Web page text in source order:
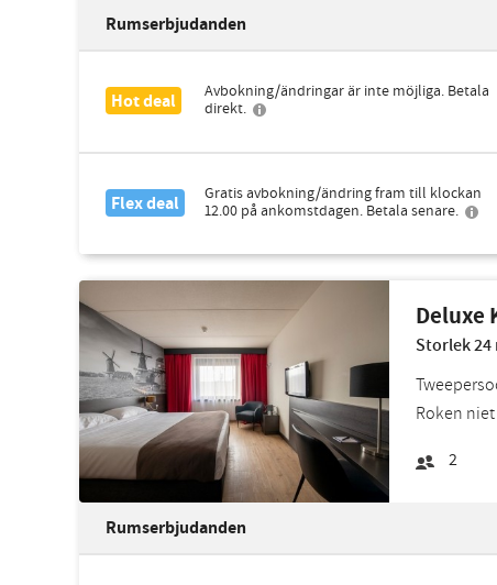
Rumserbjudanden
Hot deal
Avbokning/ändringar är inte möjliga. Betala
direkt.
Flex deal
Gratis avbokning/ändring fram till klockan
12.00 på ankomstdagen. Betala senare.
Deluxe
Storlek 24
Roken
2
Rumserbjudanden